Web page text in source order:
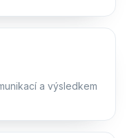
a výsledkem